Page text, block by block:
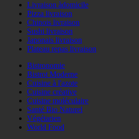
Livraison àdomicile
Pizza livraison
Chinois livraison
Sushi livraison
Japonais livraison
Plateau repas livraison
Bistronomie
Bistrot Moderne
Cuisine à l'azote
Cuisine créative
Cuisine moléculaire
Santé Bio Naturel
Végétarien
World Food